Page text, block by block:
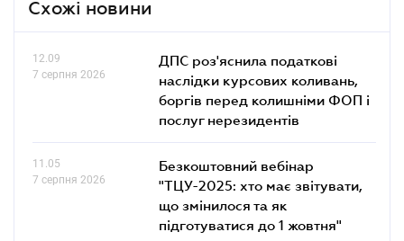
Схожі новини
12.09
7 серпня 2026
ДПС роз'яснила податкові
наслідки курсових коливань,
боргів перед колишніми ФОП і
послуг нерезидентів
11.05
7 серпня 2026
Безкоштовний вебінар
"ТЦУ-2025: хто має звітувати,
що змінилося та як
підготуватися до 1 жовтня"